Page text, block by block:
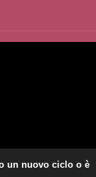
un nuovo ciclo o è